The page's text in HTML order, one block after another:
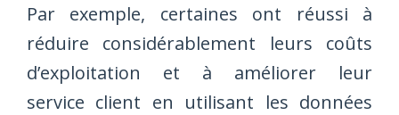
Par exemple, certaines ont réussi à
réduire considérablement leurs coûts
d’exploitation et à améliorer leur
service client en utilisant les données